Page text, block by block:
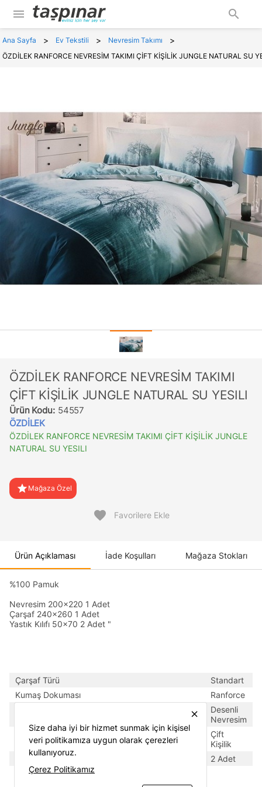
menu search
Ana Sayfa > Ev Tekstili > Nevresim Takımı >
ÖZDİLEK RANFORCE NEVRESİM TAKIMI ÇİFT KİŞİLİK JUNGLE NATURAL SU
ÖZDİLEK RANFORCE NEVRESİM TAKIMI
ÇİFT KİŞİLİK JUNGLE NATURAL SU YESILI
Ürün Kodu: 54557
ÖZDİLEK
ÖZDİLEK RANFORCE NEVRESİM TAKIMI ÇİFT KİŞİLİK JUNGLE
NATURAL SU YESILI
star Mağaza Özel
favorite Favorilere Ekle
Ürün Açıklaması İade Koşulları Mağaza Stokları
%100 Pamuk
Nevresim 200x220 1 Adet
Çarşaf 240x260 1 Adet
Yastık Kılıfı 50x70 2 Adet "
Çarşaf Türü
Standart
Kumaş Dokuması
Ranforce
Desenli
Nevresim
Çift
Kişilik
Yastık Kılıfı Adedi
2 Adet
close
Size daha iyi bir hizmet sunmak için kişisel
veri politikamıza uygun olarak çerezleri
kullanıyoruz.
Çerez Politikamız